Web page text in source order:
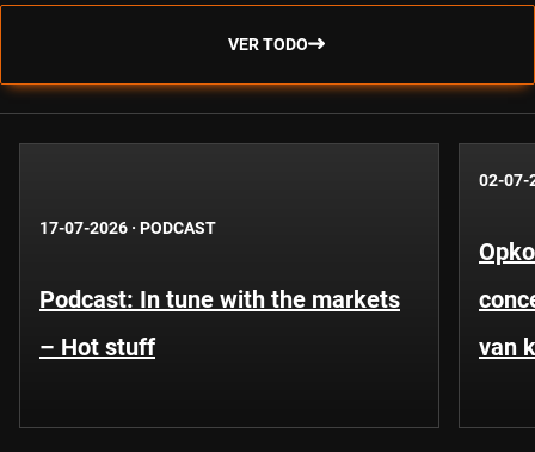
VER TODO
17-07-2026 · PODCAST
Podcast: In tune with the markets
– Hot stuff
02-07-
van